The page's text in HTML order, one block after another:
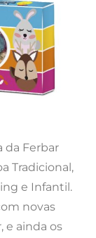
da Ferbar
Tradicional,
e Infantil.
novas
e ainda os